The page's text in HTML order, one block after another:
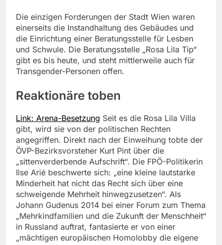
Die einzigen Forderungen der Stadt Wien waren
einerseits die Instandhaltung des Gebäudes und
die Einrichtung einer Beratungsstelle für Lesben
und Schwule. Die Beratungsstelle „Rosa Lila Tip“
gibt es bis heute, und steht mittlerweile auch für
Transgender-Personen offen.
Reaktionäre toben
Link: Arena-Besetzung Seit es die Rosa Lila Villa
gibt, wird sie von der politischen Rechten
angegriffen. Direkt nach der Einweihung tobte der
ÖVP-Bezirksvorsteher Kurt Pint über die
„sittenverderbende Aufschrift“. Die FPÖ-Politikerin
Ilse Arié beschwerte sich: „eine kleine lautstarke
Minderheit hat nicht das Recht sich über eine
schweigende Mehrheit hinwegzusetzen“. Als
Johann Gudenus 2014 bei einer Forum zum Thema
„Mehrkindfamilien und die Zukunft der Menschheit“
in Russland auftrat, fantasierte er von einer
„mächtigen europäischen Homolobby die eigene